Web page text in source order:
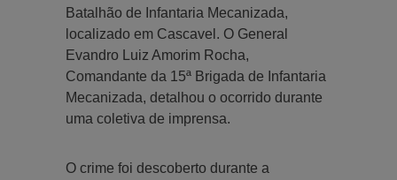
Batalhão de Infantaria Mecanizada,
localizado em Cascavel. O General
Evandro Luiz Amorim Rocha,
Comandante da 15ª Brigada de Infantaria
Mecanizada, detalhou o ocorrido durante
uma coletiva de imprensa.
O crime foi descoberto durante a